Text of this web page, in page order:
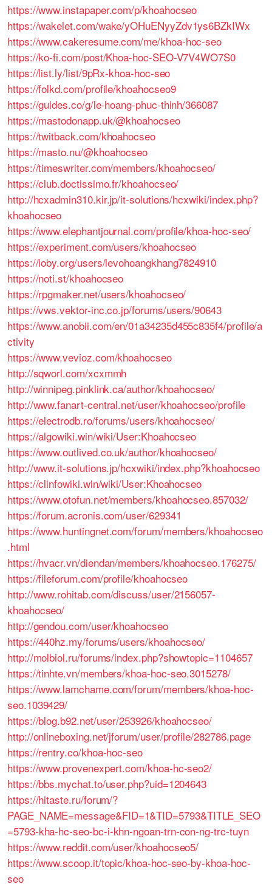
https://www.instapaper.com/p/khoahocseo
https://wakelet.com/wake/yOHuENyyZdv1ys6BZkIWx
https://www.cakeresume.com/me/khoa-hoc-seo
https://ko-fi.com/post/Khoa-hoc-SEO-V7V4WO7S0
https://list.ly/list/9pRx-khoa-hoc-seo
https://folkd.com/profile/khoahocseo9
https://guides.co/g/le-hoang-phuc-thinh/366087
https://mastodonapp.uk/@khoahocseo
https://twitback.com/khoahocseo
https://masto.nu/@khoahocseo
https://timeswriter.com/members/khoahocseo/
https://club.doctissimo.fr/khoahocseo/
http://hcxadmin310.kir.jp/it-solutions/hcxwiki/index.php?
khoahocseo
https://www.elephantjournal.com/profile/khoa-hoc-seo/
https://experiment.com/users/khoahocseo
https://ioby.org/users/levohoangkhang7824910
https://noti.st/khoahocseo
https://rpgmaker.net/users/khoahocseo/
https://vws.vektor-inc.co.jp/forums/users/90643
https://www.anobii.com/en/01a34235d455c835f4/profile/a
ctivity
https://www.vevioz.com/khoahocseo
http://sqworl.com/xcxmmh
http://winnipeg.pinklink.ca/author/khoahocseo/
http://www.fanart-central.net/user/khoahocseo/profile
https://electrodb.ro/forums/users/khoahocseo/
https://algowiki.win/wiki/User:Khoahocseo
https://www.outlived.co.uk/author/khoahocseo/
http://www.it-solutions.jp/hcxwiki/index.php?khoahocseo
https://clinfowiki.win/wiki/User:Khoahocseo
https://www.otofun.net/members/khoahocseo.857032/
https://forum.acronis.com/user/629341
https://www.huntingnet.com/forum/members/khoahocseo
.html
https://hvacr.vn/diendan/members/khoahocseo.176275/
https://fileforum.com/profile/khoahocseo
http://www.rohitab.com/discuss/user/2156057-
khoahocseo/
http://gendou.com/user/khoahocseo
https://440hz.my/forums/users/khoahocseo/
http://molbiol.ru/forums/index.php?showtopic=1104657
https://tinhte.vn/members/khoa-hoc-seo.3015278/
https://www.lamchame.com/forum/members/khoa-hoc-
seo.1039429/
https://blog.b92.net/user/253926/khoahocseo/
http://onlineboxing.net/jforum/user/profile/282786.page
https://rentry.co/khoa-hoc-seo
https://www.provenexpert.com/khoa-hc-seo2/
https://bbs.mychat.to/user.php?uid=1204643
https://hitaste.ru/forum/?
PAGE_NAME=message&FID=1&TID=5793&TITLE_SEO
=5793-kha-hc-seo-bc-i-khn-ngoan-trn-con-ng-trc-tuyn
https://www.reddit.com/user/khoahocseo5/
https://www.scoop.it/topic/khoa-hoc-seo-by-khoa-hoc-
seo